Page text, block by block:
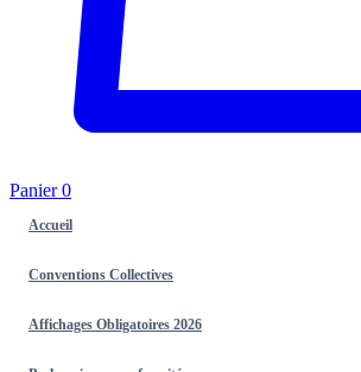
Panier0
Accueil
Conventions Collectives
Affichages Obligatoires 2026